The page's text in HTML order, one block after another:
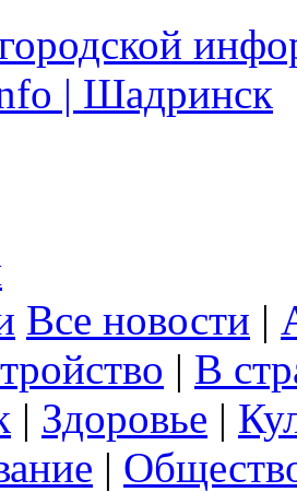
Все новости |
| В
| Здоровье |
|